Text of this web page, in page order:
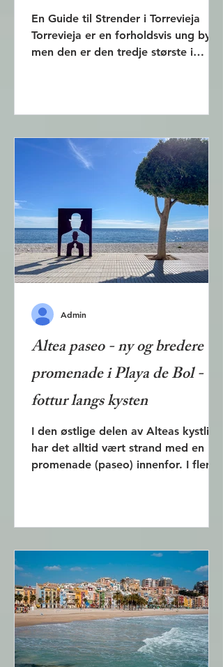
En Guide til Strender i Torrevieja
Torrevieja er en forholdsvis ung by,
men den er den tredje største i
har imidlertid turisme og
servicenæring blitt dominerende.
Torrevieja er et populært turistmål,
spesielt for nordmenn og svensker. I
dette innlegget vil jeg beskrive
strender og bukter hvor man kan
bade i Torrevieja. Torrevieja har en
strandlinje på 20 km. Her finner man
Altea paseo - ny og bredere
promenade i Playa de Bol -
fottur langs kysten
I den østlige delen av Alteas kystlinje
har det alltid vært strand med en
promenade (paseo) innenfor. I flere
parkeringsplass. I 2023 ble arbeidet
med å omgjøre parkeringsplassen til
strand startet. Nå har byen fått 800
meter lengre strandlinje. I tillegg er
både paseoen og stranden blitt
bredere. Playa de Bol er igjen blitt
en ekte strand. I dette innlegget
beskrives hele Altea
Admin